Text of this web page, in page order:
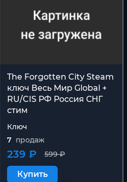
The Forgotten City Steam
ключ Весь Мир Global +
RU/CIS РФ Россия СНГ
стим
Ключ
7 продаж
599 ₽
239 ₽
Купить